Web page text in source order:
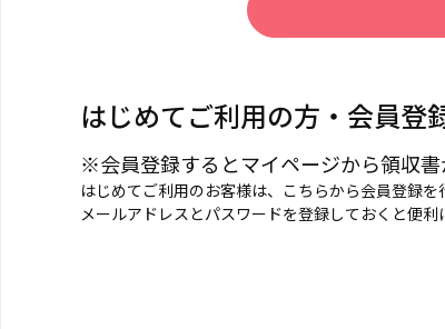
はじめてご利用の方・会員登
※会員登録するとマイページから領収書
はじめてご利用のお客様は、こちらから会員登録を
メールアドレスとパスワードを登録しておくと便利